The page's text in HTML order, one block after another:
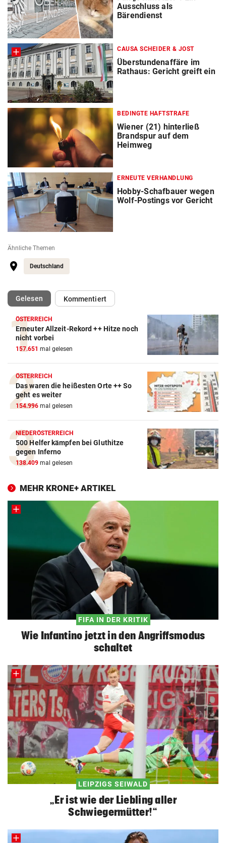
Ausschluss als
Bärendienst
CAUSA SCHEIDER & JOST
Überstundenaffäre im
Rathaus: Gericht greift ein
BEDINGTE HAFTSTRAFE
Wiener (21) hinterließ
Brandspur auf dem
Heimweg
ERNEUTE VERHANDLUNG
Hobby-Schafbauer wegen
Wolf-Postings vor Gericht
Ähnliche Themen
Deutschland
Gelesen(ausgewählt)Kommentiert
ÖSTERREICH
Erneuter Allzeit-Rekord ++ Hitze noch
nicht vorbei
157.651 mal gelesen
ÖSTERREICH
Das waren die heißesten Orte ++ So
geht es weiter
154.996 mal gelesen
NIEDERÖSTERREICH
500 Helfer kämpfen bei Gluthitze
gegen Inferno
138.409 mal gelesen
MEHR KRONE+ ARTIKEL
FIFA IN DER KRITIK
Wie Infantino jetzt in den Angriffsmodus
schaltet
LEIPZIGS SEIWALD
„Er ist wie der Liebling aller
Schwiegermütter!“